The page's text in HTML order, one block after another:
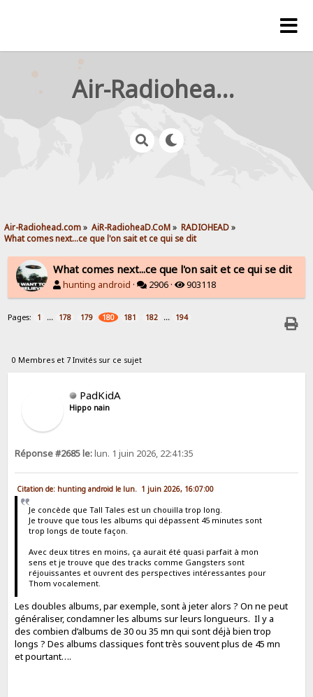
Air-Radiohead.com
Air-Radiohead.com» AiR-RadioheaD.CoM» RADIOHEAD»
What comes next...ce que l'on sait et ce qui se dit
What comes next...ce que l'on sait et ce qui se dit
hunting android · 2906 · 903118
Pages: 1 ... 178 179 180 181 182 ... 194
0 Membres et 7 Invités sur ce sujet
PadKidA
Hippo nain
Réponse #2685 le:lun. 1 juin 2026, 22:41:35
Citation de: hunting android le lun. 1 juin 2026, 16:07:00
Je concède que Tall Tales est un chouilla trop long.
Je trouve que tous les albums qui dépassent 45 minutes sont
trop longs de toute façon.
Avec deux titres en moins, ça aurait été quasi parfait à mon
sens et je trouve que des tracks comme Gangsters sont
réjouissantes et ouvrent des perspectives intéressantes pour
Thom vocalement.
Les doubles albums, par exemple, sont à jeter alors ? On ne peut
généraliser, condamner les albums sur leurs longueurs. Il y a
des combien d’albums de 30 ou 35 mn qui sont déjà bien trop
longs ? Des albums classiques font très souvent plus de 45 mn
et pourtant….